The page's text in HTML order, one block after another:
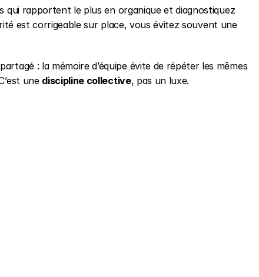
qui rapportent le plus en organique et diagnostiquez
est corrigeable sur place, vous évitez souvent une
: la mémoire d’équipe évite de répéter les mêmes
une discipline collective, pas un luxe.